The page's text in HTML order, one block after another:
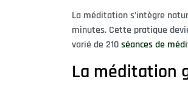
La méditation s’intègre
minutes. Cette pratique
varié de 210séances de
La méditation